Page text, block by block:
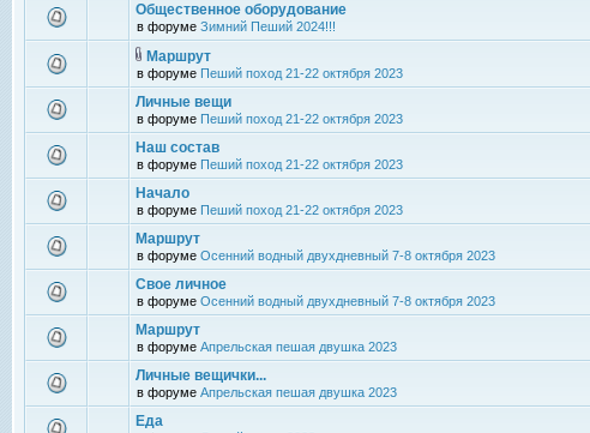
Общественное оборудование
в форуме Зимний Пеший 2024!!!
Маршрут
в форуме Пеший поход 21-22 октября 2023
Личные вещи
в форуме Пеший поход 21-22 октября 2023
Наш состав
в форуме Пеший поход 21-22 октября 2023
Начало
в форуме Пеший поход 21-22 октября 2023
Маршрут
в форуме Осенний водный двухдневный 7-8 октября 2023
Свое личное
в форуме Осенний водный двухдневный 7-8 октября 2023
Маршрут
в форуме Апрельская пешая двушка 2023
Личные вещички...
в форуме Апрельская пешая двушка 2023
Еда